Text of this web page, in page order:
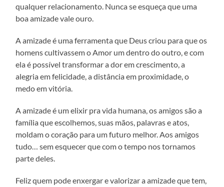
qualquer relacionamento. Nunca se esqueça que uma
boa amizade vale ouro.
A amizade é uma ferramenta que Deus criou para que os
homens cultivassem o Amor um dentro do outro, e com
ela é possível transformar a dor em crescimento, a
alegria em felicidade, a distância em proximidade, o
medo em vitória.
A amizade é um elixir pra vida humana, os amigos são a
família que escolhemos, suas mãos, palavras e atos,
moldam o coração para um futuro melhor. Aos amigos
tudo… sem esquecer que com o tempo nos tornamos
parte deles.
Feliz quem pode enxergar e valorizar a amizade que tem,